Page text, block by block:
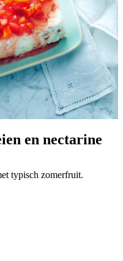
en nectarine
typisch zomerfruit.